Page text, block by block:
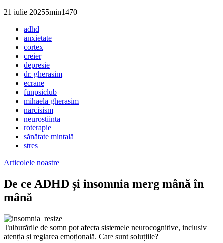
21 iulie 20255min1470
adhd
anxietate
cortex
creier
depresie
dr. gherasim
ecrane
funpsiclub
mihaela gherasim
narcisism
neurostiinta
roterapie
sănătate mintală
stres
Articolele noastre
De ce ADHD și insomnia merg mână în
mână
Tulburările de somn pot afecta sistemele neurocognitive, inclusiv
atenția și reglarea emoțională. Care sunt soluțiile?